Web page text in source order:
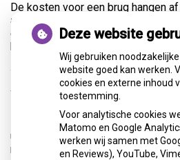
De kosten voor een brug hangen
aantal tanden en kiezen dat moet
etsbrug is vaak goedkoper dan een
hiervoor geldt: vraag uw tandarts
Worden kronen en
verzekering vergoed?
De vergoedingen variëren per
uw ziektekostenverzekering staat
recht heeft.
Deze website
Wij gebruiken
website goed kan werken.
cookies en externe inhoud
toestemming.
Voor analytische cookies
Matomo en Google
werken wij samen met
en Reviews), YouTube,